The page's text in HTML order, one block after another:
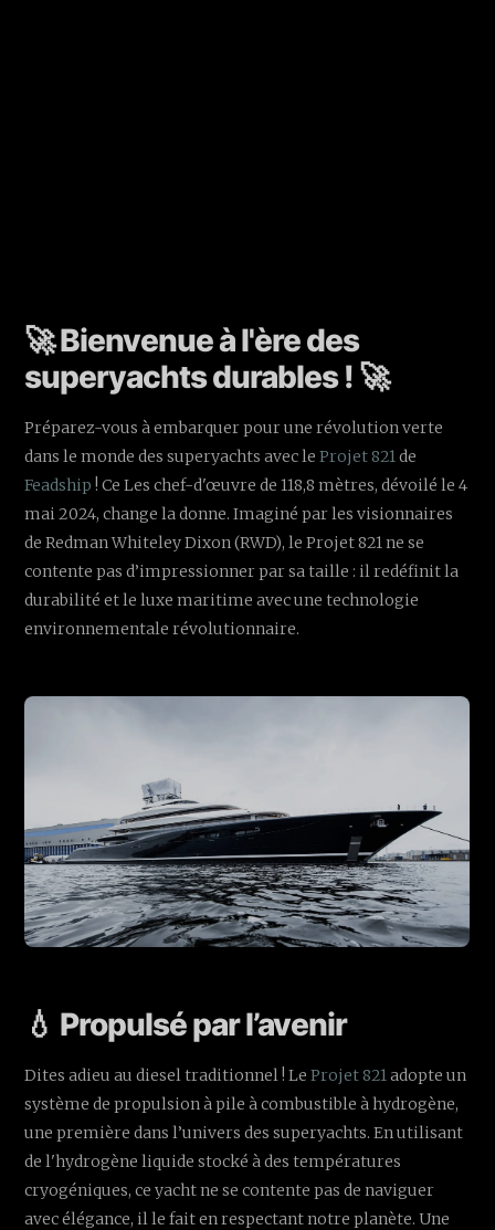
🚀 Bienvenue à l'ère des
superyachts durables ! 🚀
Préparez-vous à embarquer pour une révolution verte
dans le monde des superyachts avec leProjet 821de
Feadship ! Ce Les chef-d'œuvre de 118,8 mètres, dévoilé le 4
mai 2024, change la donne. Imaginé par les visionnaires
de Redman Whiteley Dixon (RWD), le Projet 821 ne se
contente pas d’impressionner par sa taille : il redéfinit la
durabilité et le luxe maritime avec une technologie
environnementale révolutionnaire.
💧 Propulsé par l’avenir
Dites adieu au diesel traditionnel ! LeProjet 821adopte un
système de propulsion à pile à combustible à hydrogène,
une première dans l’univers des superyachts. En utilisant
de l'hydrogène liquide stocké à des températures
cryogéniques, ce yacht ne se contente pas de naviguer
avec élégance, il le fait en respectant notre planète. Une